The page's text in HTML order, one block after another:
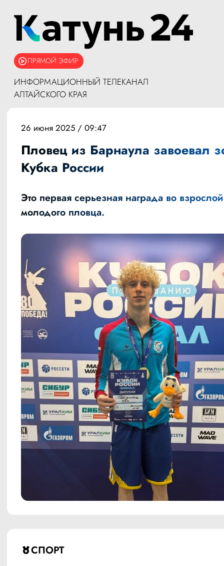
ПРЯМОЙ ЭФИР
ИНФОРМАЦИОННЫЙ ТЕЛЕКАНАЛ
АЛТАЙСКОГО КРАЯ
СПОРТ
26 июня 2025 / 09:47
Пловец из Барнаула завоевал
Кубка России
Это первая серьезная награда во
молодого пловца.